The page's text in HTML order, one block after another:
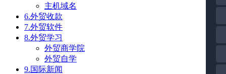
主机域名
6.外贸收款
7.外贸软件
8.外贸学习
外贸商学院
外贸自学
9.国际新闻